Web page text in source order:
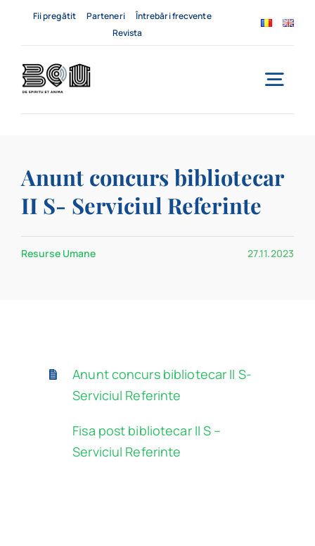
Fii pregătit Parteneri
Întrebări frecvente
Revista
Evenimente
Biblioteca digitală
Anunt concurs bibliotecar
II S- Serviciul Referinte
Resurse Umane 27.11.2023
Anunt concurs bibliotecar II S-
Serviciul Referinte
Fisa post bibliotecar II S –
Serviciul Referinte